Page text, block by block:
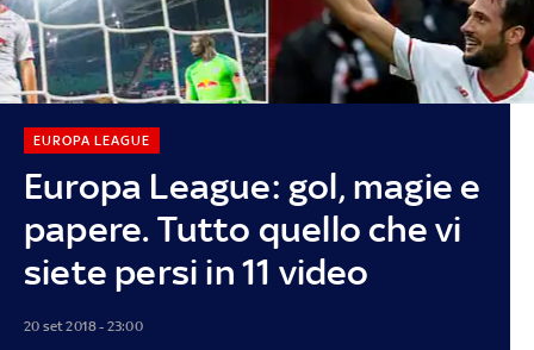
Europa League: gol, magie e
papere. Tutto quello che vi
siete persi in 11 video
EUROPA LEAGUE
20 set 2018 - 23:00